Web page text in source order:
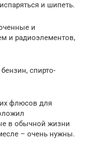
и шипеть.
и
и радиоэлементов,
спирто-
флюсов для
в обычной жизни
– очень нужны.